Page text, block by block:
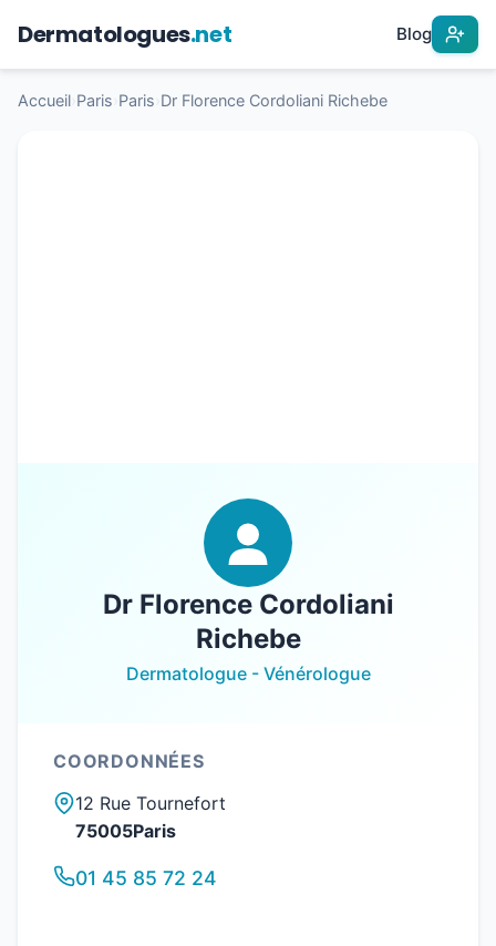
Dermatologues.net Blog
Accueil Paris Paris Dr Florence Cordoliani Richebe
Dr Florence Cordoliani
Richebe
Dermatologue - Vénérologue
COORDONNÉES
12 Rue Tournefort
75005Paris
01 45 85 72 24